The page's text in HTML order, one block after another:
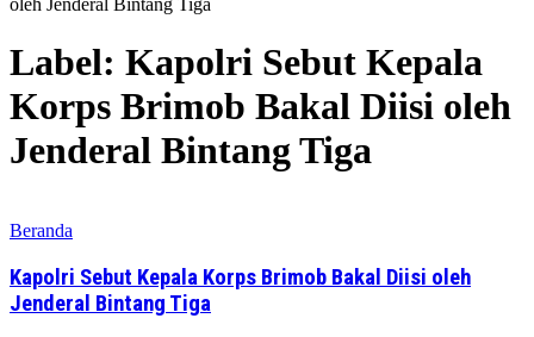
oleh Jenderal Bintang Tiga
Label: Kapolri Sebut Kepala
Korps Brimob Bakal Diisi oleh
Jenderal Bintang Tiga
Beranda
Kapolri Sebut Kepala Korps Brimob Bakal Diisi oleh
Jenderal Bintang Tiga